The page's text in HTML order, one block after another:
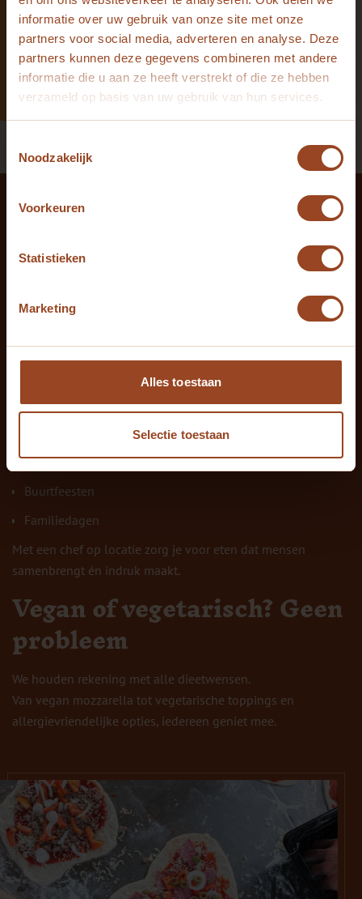
informatie over uw gebruik van onze site met onze
partners voor social media, adverteren en analyse. Deze
partners kunnen deze gegevens combineren met andere
informatie die u aan ze heeft verstrekt of die ze hebben
verzameld op basis van uw gebruik van hun services.
Noodzakelijk
Voorkeuren
Statistieken
Marketing
Alles toestaan
Selectie toestaan
Liever zelf de pizzabakker spelen? Huur onze oven met
ingrediënten en maak er een speels, gezellig pizzafeest
van.
geschikt
Onze chef boek je voor alle soorten events.
Bruiloften
Verjaardagen
Open dagen
Buurtfeesten
Familiedagen
Met een chef op locatie zorg je voor eten dat mensen
samenbrengt én indruk maakt.
Vegan of vegetarisch? Geen
probleem
We houden rekening met alle dieetwensen.
Van vegan mozzarella tot vegetarische toppings en
allergievriendelijke opties, iedereen geniet mee.